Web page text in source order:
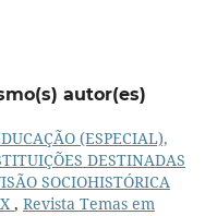
autor(es)
(ESPECIAL),
DESTINADAS
SOCIOHISTÓRICA
, Revista Temas em